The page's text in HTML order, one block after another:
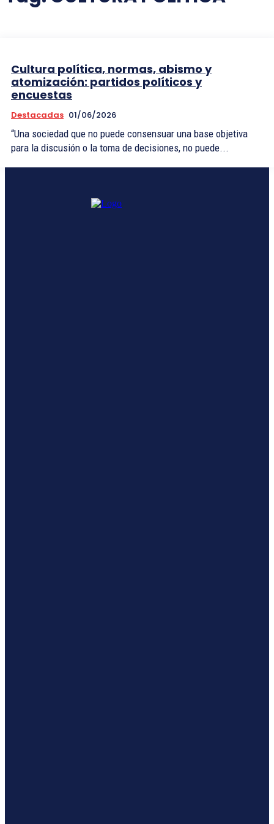
Cultura política, normas, abismo y
atomización: partidos políticos y
encuestas
Destacadas 01/06/2026
“Una sociedad que no puede consensuar una base objetiva
para la discusión o la toma de decisiones, no puede...